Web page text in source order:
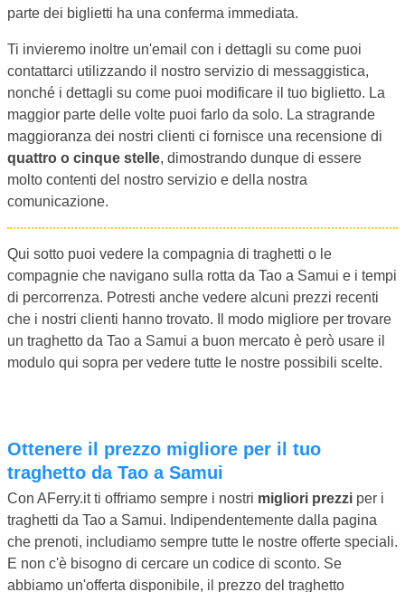
parte dei biglietti ha una conferma immediata.
Ti invieremo inoltre un'email con i dettagli su come puoi
contattarci utilizzando il nostro servizio di messaggistica,
nonché i dettagli su come puoi modificare il tuo biglietto. La
maggior parte delle volte puoi farlo da solo. La stragrande
maggioranza dei nostri clienti ci fornisce una recensione di
quattro o cinque stelle, dimostrando dunque di essere
molto contenti del nostro servizio e della nostra
comunicazione.
Qui sotto puoi vedere la compagnia di traghetti o le
compagnie che navigano sulla rotta da Tao a Samui e i tempi
di percorrenza. Potresti anche vedere alcuni prezzi recenti
che i nostri clienti hanno trovato. Il modo migliore per trovare
un traghetto da Tao a Samui a buon mercato è però usare il
modulo qui sopra per vedere tutte le nostre possibili scelte.
Ottenere il prezzo migliore per il tuo
traghetto da Tao a Samui
Con AFerry.it ti offriamo sempre i nostri migliori prezzi per i
traghetti da Tao a Samui. Indipendentemente dalla pagina
che prenoti, includiamo sempre tutte le nostre offerte speciali.
E non c'è bisogno di cercare un codice di sconto. Se
abbiamo un'offerta disponibile, il prezzo del traghetto